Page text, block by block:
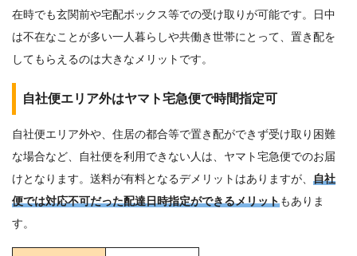
在時でも玄関前や宅配ボックス等での受け取りが可能です。日中
は不在なことが多い一人暮らしや共働き世帯にとって、置き配を
してもらえるのは大きなメリットです。
自社便エリア外はヤマト宅急便で時間指定可
自社便エリア外や、住居の都合等で置き配ができず受け取り困難
な場合など、自社便を利用できない人は、ヤマト宅急便でのお届
けとなります。送料が有料となるデメリットはありますが、 自社
便では対応不可だった配達日時指定ができるメリットもありま
す。